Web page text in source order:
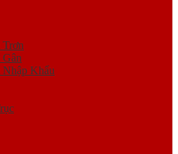
Trơn
Nhập Khẩu